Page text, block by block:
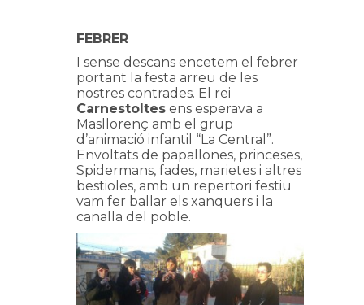
FEBRER
I sense descans encetem el febrer
portant la festa arreu de les
nostres contrades. El rei
Carnestoltes ens esperava a
Masllorenç amb el grup
d’animació infantil “La Central”.
Envoltats de papallones, princeses,
Spidermans, fades, marietes i altres
bestioles, amb un repertori festiu
vam fer ballar els xanquers i la
canalla del poble.